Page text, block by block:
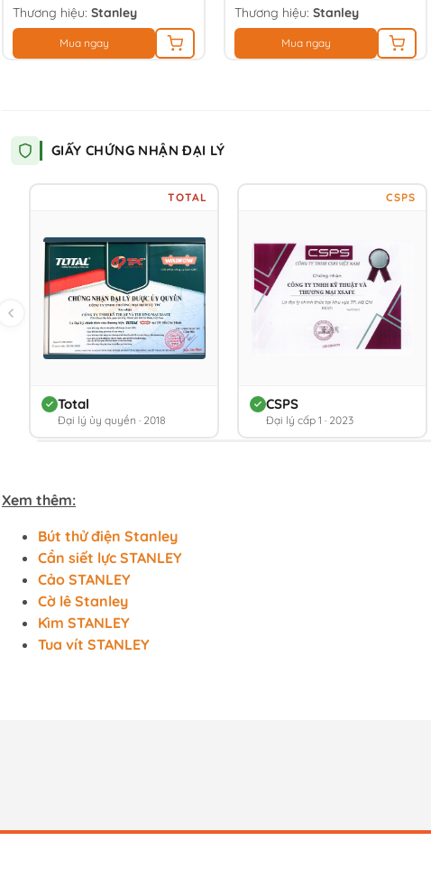
Thương hiệu: Stanley
Mua ngay
Thương hiệu: Stanley
Mua ngay
GIẤY CHỨNG NHẬN ĐẠI LÝ
TOTAL
Total
Đại lý ủy quyền · 2018
CSPS
CSPS
Đại lý cấp 1 · 2023
Xem thêm:
Bút thử điện Stanley
Cần siết lực STANLEY
Cảo STANLEY
Cờ lê Stanley
Kìm STANLEY
Tua vít STANLEY